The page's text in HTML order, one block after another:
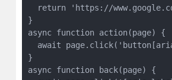
return 'https://
}
async function action(page) {
await
}
async function back(page) {